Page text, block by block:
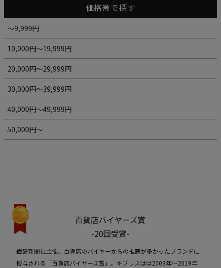
価格帯で探す
～9,999円
10,000円～19,999円
20,000円～29,999円
30,000円～39,999円
40,000円～49,999円
50,000円～
百貨店バイヤーズ賞
-20回受賞-
繊研新聞社主催、百貨店のバイヤーからの推薦が多かったブランドに
授与される「百貨店バイヤーズ賞」。キプリスはは2003年〜2019年